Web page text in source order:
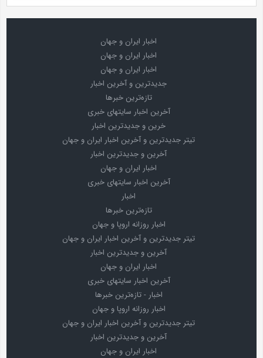
اخبار ایران و جهان
اخبار ایران و جهان
اخبار ایران و جهان
جدیدترین و آخرین اخبار
تازه‌ترین خبرها
آخرین اخبار سایتهای خبری
خرین و جدیدترین اخبار
تیتر جدیدترین و آخرین اخبار ایران و جهان
آخرین و جدیدترین اخبار
اخبار ایران و جهان
آخرین اخبار سایتهای خبری
اخبار
تازه‌ترین خبرها
اخبار روزانه اروپا و جهان
تیتر جدیدترین و آخرین اخبار ایران و جهان
آخرین و جدیدترین اخبار
اخبار ایران و جهان
آخرین اخبار سایتهای خبری
اخبار - تازه‌ترین خبرها
اخبار روزانه اروپا و جهان
تیتر جدیدترین و آخرین اخبار ایران و جهان
آخرین و جدیدترین اخبار
اخبار ایران و جهان